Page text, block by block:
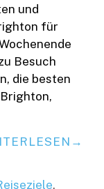
und
für
Besuch
die besten
,